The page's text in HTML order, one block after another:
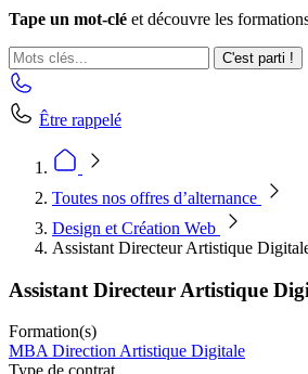
Tape un mot-clé et découvre les
C'est parti !
Être rappelé
Toutes nos offres d’alternance
Design et Création Web
Assistant Directeur Artistique
Assistant Directeur Artistique
Formation(s)
MBA Direction Artistique Digitale